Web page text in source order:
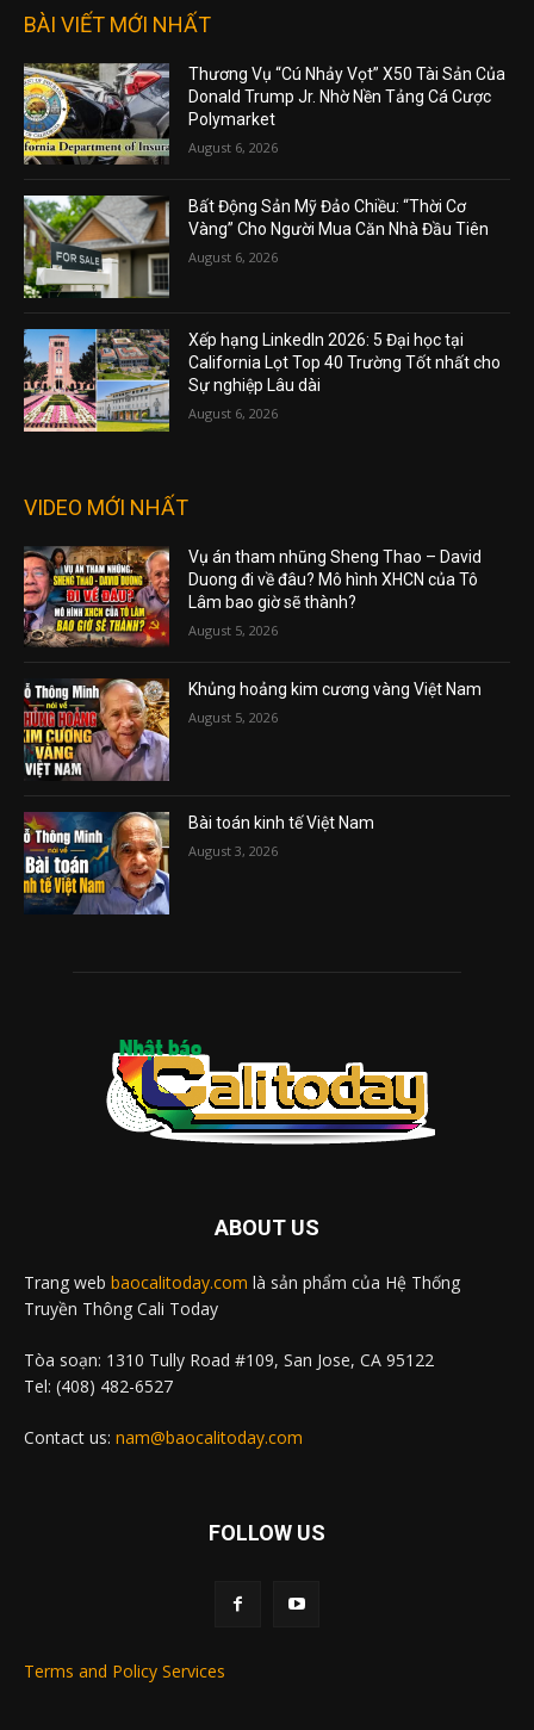
BÀI VIẾT MỚI NHẤT
Thương Vụ “Cú Nhảy Vọt” X50 Tài Sản Của
Donald Trump Jr. Nhờ Nền Tảng Cá Cược
Polymarket
August 6, 2026
Bất Động Sản Mỹ Đảo Chiều: “Thời Cơ
Vàng” Cho Người Mua Căn Nhà Đầu Tiên
August 6, 2026
Xếp hạng LinkedIn 2026: 5 Đại học tại
California Lọt Top 40 Trường Tốt nhất cho
Sự nghiệp Lâu dài
August 6, 2026
VIDEO MỚI NHẤT
Vụ án tham nhũng Sheng Thao – David
Duong đi về đâu? Mô hình XHCN của Tô
Lâm bao giờ sẽ thành?
August 5, 2026
Khủng hoảng kim cương vàng Việt Nam
August 5, 2026
Bài toán kinh tế Việt Nam
August 3, 2026
ABOUT US
Trang web baocalitoday.com là sản phẩm của Hệ Thống
Truyền Thông Cali Today
Tòa soạn: 1310 Tully Road #109, San Jose, CA 95122
Tel: (408) 482-6527
Contact us: nam@baocalitoday.com
FOLLOW US
Terms and Policy Services